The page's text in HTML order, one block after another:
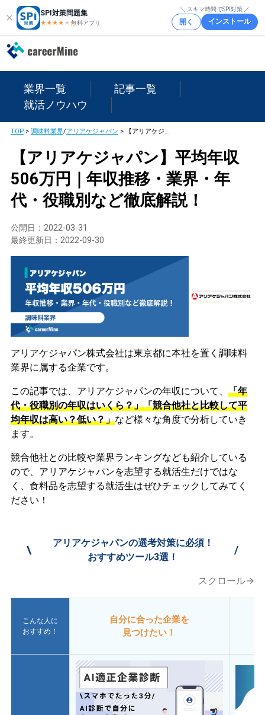
SPI対策問題集
★★★★ ★★
無料アプリ
＼ スキマ時間でSPI対策 ／
開く インストール
業界一覧
記事一覧
就活ノウハウ
TOP> 調味料業界/アリアケジャパン > 【アリアケジャパン】平均年収506万円｜年収推移・業界・年代・役職別など徹底解説！
【アリアケジャパン】平均年収
506万円｜年収推移・業界・年
代・役職別など徹底解説！
公開日： 2022-03-31
最終更新日： 2022-09-30
アリアケジャパン株式会社は東京都に本社を置く調味料
業界に属する企業です。
この記事では、アリアケジャパンの年収について、 「年
代・役職別の年収はいくら？」「競合他社と比較して平
均年収は高い？低い？」など様々な角度で分析していき
ます。
競合他社との比較や業界ランキングなども紹介している
ので、アリアケジャパンを志望する就活生だけではな
く、食料品を志望する就活生はぜひチェックしてみてく
ださい！
\
アリアケジャパンの選考対策に必須！
おすすめツール3選！
/
スクロール→
こんな人に
おすすめ！
自分に合った企業を
見つけたい！